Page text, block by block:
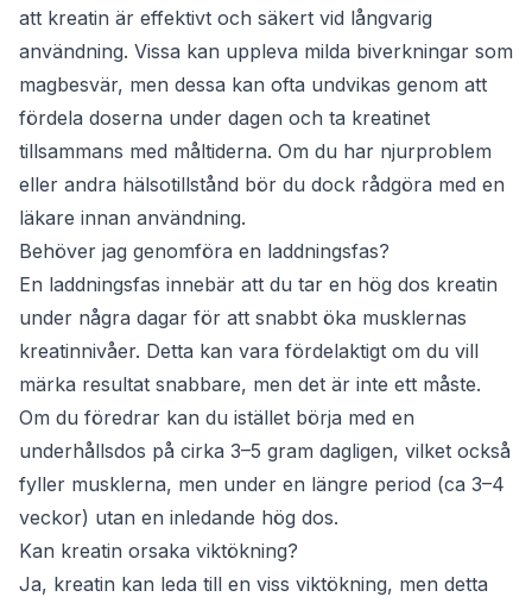
att kreatin är effektivt och säkert vid långvarig
användning. Vissa kan uppleva milda biverkningar som
magbesvär, men dessa kan ofta undvikas genom att
fördela doserna under dagen och ta kreatinet
tillsammans med måltiderna. Om du har njurproblem
eller andra hälsotillstånd bör du dock rådgöra med en
läkare innan användning.
Behöver jag genomföra en laddningsfas?
En laddningsfas innebär att du tar en hög dos kreatin
under några dagar för att snabbt öka musklernas
kreatinnivåer. Detta kan vara fördelaktigt om du vill
märka resultat snabbare, men det är inte ett måste.
Om du föredrar kan du istället börja med en
underhållsdos på cirka 3–5 gram dagligen, vilket också
fyller musklerna, men under en längre period (ca 3–4
veckor) utan en inledande hög dos.
Kan kreatin orsaka viktökning?
Ja, kreatin kan leda till en viss viktökning, men detta